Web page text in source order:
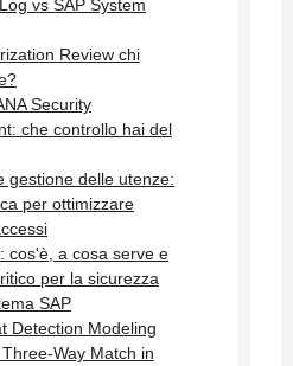
vs SAP System
Review chi
Security
che controllo hai del
gestione delle utenze:
per ottimizzare
cos'è, a cosa serve e
per la sicurezza
SAP
Detection Modeling
Way Match in